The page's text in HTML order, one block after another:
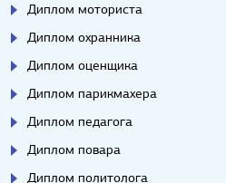
Диплом моториста
Диплом охранника
Диплом оценщика
Диплом парикмахера
Диплом педагога
Диплом повара
Диплом политолога